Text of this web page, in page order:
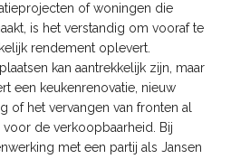
of woningen die
is het verstandig om vooraf te
rendement oplevert.
kan aantrekkelijk zijn, maar
een keukenrenovatie, nieuw
of het vervangen van fronten al
de verkoopbaarheid. Bij
met een partij als Jansen